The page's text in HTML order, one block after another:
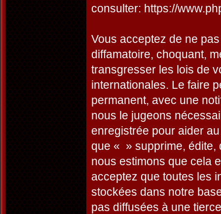
consulter: https://
Vous acceptez de ne
diffamatoire, choquant,
transgresser les lois de
internationales. Le faire
permanent, avec une
nous le jugeons
enregistrée pour aider
que « » supprime, édite,
nous estimons que cela
acceptez que toutes les
stockées dans notre
pas diffusées à une